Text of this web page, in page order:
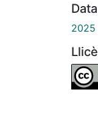
2025